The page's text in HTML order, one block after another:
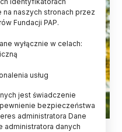
naszych stronach przez
Fundacji PAP.
wyłącznie w celach:
usług
jest świadczenie
bezpieczeństwa
administratora Dane
administratora danych